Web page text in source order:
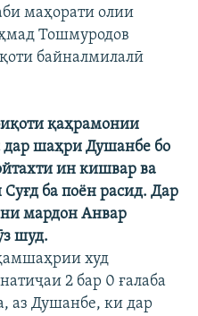
маҳорати олии
Тошмуродов
байналмилалӣ
қаҳрамонии
дар шаҳри Душанбе бо
ин кишвар ва
ба поён расид. Дар
мардон Анвар
шуд.
худ
2 бар 0 ғалаба
аз Душанбе, ки дар